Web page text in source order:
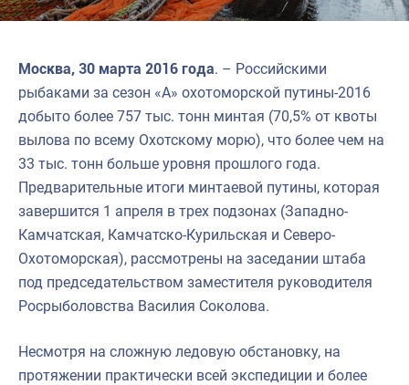
Москва, 30 марта 2016 года. – Российскими
рыбаками за сезон «А» охотоморской путины-2016
добыто более 757 тыс. тонн минтая (70,5% от квоты
вылова по всему Охотскому морю), что более чем на
33 тыс. тонн больше уровня прошлого года.
Предварительные итоги минтаевой путины, которая
завершится 1 апреля в трех подзонах (Западно-
Камчатская, Камчатско-Курильская и Северо-
Охотоморская), рассмотрены на заседании штаба
под председательством заместителя руководителя
Росрыболовства Василия Соколова.
Несмотря на сложную ледовую обстановку, на
протяжении практически всей экспедиции и более